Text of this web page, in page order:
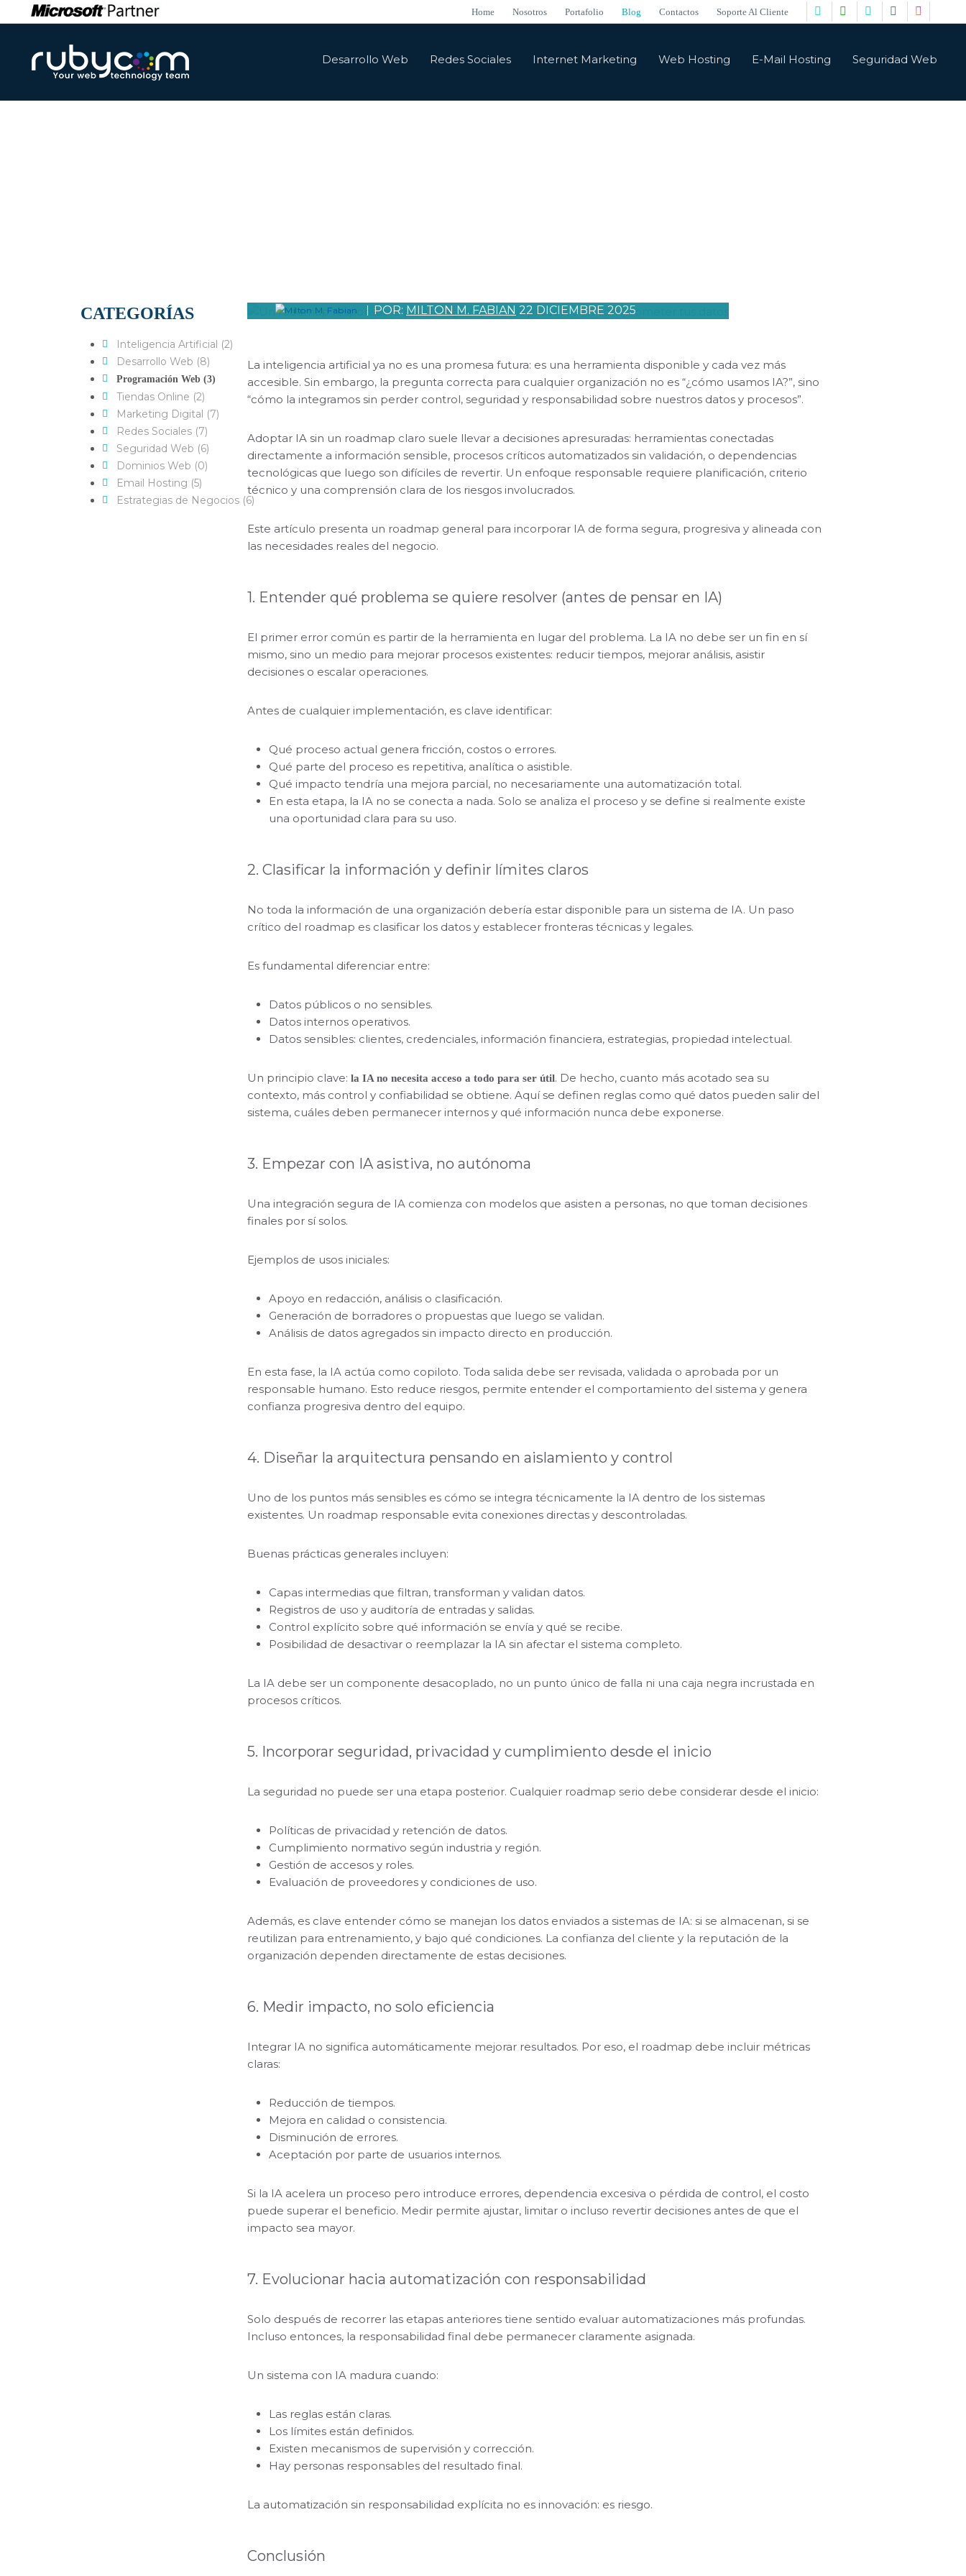
Home Nosotros Portafolio Blog Contactos Soporte Al Cliente
Desarrollo Web Redes Sociales Internet Marketing Web Hosting E-Mail Hosting Seguridad Web
POR: MILTON M. FABIAN 22 DICIEMBRE 2025
La inteligencia artificial ya no es una promesa futura: es una herramienta disponible y cada vez más
accesible. Sin embargo, la pregunta correcta para cualquier organización no es “¿cómo usamos IA?”, sino
“cómo la integramos sin perder control, seguridad y responsabilidad sobre nuestros datos y procesos”.
Adoptar IA sin un roadmap claro suele llevar a decisiones apresuradas: herramientas conectadas
directamente a información sensible, procesos críticos automatizados sin validación, o dependencias
tecnológicas que luego son difíciles de revertir. Un enfoque responsable requiere planificación, criterio
técnico y una comprensión clara de los riesgos involucrados.
Este artículo presenta un roadmap general para incorporar IA de forma segura, progresiva y alineada con
las necesidades reales del negocio.
1. Entender qué problema se quiere resolver (antes de pensar en IA)
El primer error común es partir de la herramienta en lugar del problema. La IA no debe ser un fin en sí
mismo, sino un medio para mejorar procesos existentes: reducir tiempos, mejorar análisis, asistir
decisiones o escalar operaciones.
Antes de cualquier implementación, es clave identificar:
Qué proceso actual genera fricción, costos o errores.
Qué parte del proceso es repetitiva, analítica o asistible.
Qué impacto tendría una mejora parcial, no necesariamente una automatización total.
En esta etapa, la IA no se conecta a nada. Solo se analiza el proceso y se define si realmente existe
una oportunidad clara para su uso.
2. Clasificar la información y definir límites claros
No toda la información de una organización debería estar disponible para un sistema de IA. Un paso
crítico del roadmap es clasificar los datos y establecer fronteras técnicas y legales.
Es fundamental diferenciar entre:
Datos públicos o no sensibles.
Datos internos operativos.
Datos sensibles: clientes, credenciales, información financiera, estrategias, propiedad intelectual.
Un principio clave: la IA no necesita acceso a todo para ser útil. De hecho, cuanto más acotado sea su
contexto, más control y confiabilidad se obtiene. Aquí se definen reglas como qué datos pueden salir del
sistema, cuáles deben permanecer internos y qué información nunca debe exponerse.
3. Empezar con IA asistiva, no autónoma
Una integración segura de IA comienza con modelos que asisten a personas, no que toman decisiones
finales por sí solos.
Ejemplos de usos iniciales:
Apoyo en redacción, análisis o clasificación.
Generación de borradores o propuestas que luego se validan.
Análisis de datos agregados sin impacto directo en producción.
En esta fase, la IA actúa como copiloto. Toda salida debe ser revisada, validada o aprobada por un
responsable humano. Esto reduce riesgos, permite entender el comportamiento del sistema y genera
confianza progresiva dentro del equipo.
4. Diseñar la arquitectura pensando en aislamiento y control
Uno de los puntos más sensibles es cómo se integra técnicamente la IA dentro de los sistemas
existentes. Un roadmap responsable evita conexiones directas y descontroladas.
Buenas prácticas generales incluyen:
Capas intermedias que filtran, transforman y validan datos.
Registros de uso y auditoría de entradas y salidas.
Control explícito sobre qué información se envía y qué se recibe.
Posibilidad de desactivar o reemplazar la IA sin afectar el sistema completo.
La IA debe ser un componente desacoplado, no un punto único de falla ni una caja negra incrustada en
procesos críticos.
5. Incorporar seguridad, privacidad y cumplimiento desde el inicio
La seguridad no puede ser una etapa posterior. Cualquier roadmap serio debe considerar desde el inicio:
Políticas de privacidad y retención de datos.
Cumplimiento normativo según industria y región.
Gestión de accesos y roles.
Evaluación de proveedores y condiciones de uso.
Además, es clave entender cómo se manejan los datos enviados a sistemas de IA: si se almacenan, si se
reutilizan para entrenamiento, y bajo qué condiciones. La confianza del cliente y la reputación de la
organización dependen directamente de estas decisiones.
6. Medir impacto, no solo eficiencia
Integrar IA no significa automáticamente mejorar resultados. Por eso, el roadmap debe incluir métricas
claras:
Reducción de tiempos.
Mejora en calidad o consistencia.
Disminución de errores.
Aceptación por parte de usuarios internos.
Si la IA acelera un proceso pero introduce errores, dependencia excesiva o pérdida de control, el costo
puede superar el beneficio. Medir permite ajustar, limitar o incluso revertir decisiones antes de que el
impacto sea mayor.
7. Evolucionar hacia automatización con responsabilidad
Solo después de recorrer las etapas anteriores tiene sentido evaluar automatizaciones más profundas.
Incluso entonces, la responsabilidad final debe permanecer claramente asignada.
Un sistema con IA madura cuando:
Las reglas están claras.
Los límites están definidos.
Existen mecanismos de supervisión y corrección.
Hay personas responsables del resultado final.
La automatización sin responsabilidad explícita no es innovación: es riesgo.
Conclusión
CATEGORÍAS
Inteligencia Artificial (2)
Desarrollo Web (8)
Programación Web (3)
Tiendas Online (2)
Marketing Digital (7)
Redes Sociales (7)
Seguridad Web (6)
Dominios Web (0)
Email Hosting (5)
Estrategias de Negocios (6)